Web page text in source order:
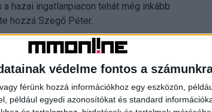
védelme fontos a
férünk hozzá információkhoz egy eszközön,
például egyedi azonosítókat és standard
hazai ingatlanpiacon tehát még inkább
hozzá Szegő Péter.